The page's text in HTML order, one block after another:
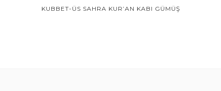
KUBBET-ÜS SAHRA KUR’AN KABI GÜMÜŞ